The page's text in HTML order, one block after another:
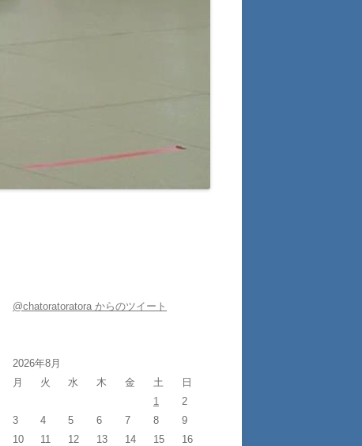
@chatoratoratora からのツイート
2026年8月
月
火 水 木 金 土
日
1
2
3
4 5 6 7 8
9
10
11 12 13 14 15
16